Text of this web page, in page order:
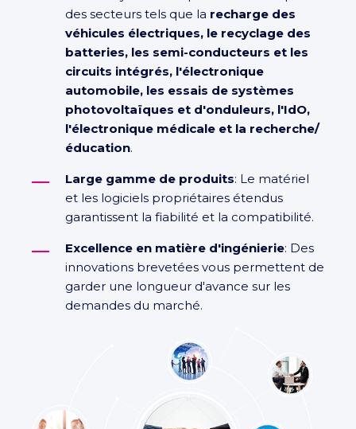
des secteurs tels que la recharge des
véhicules électriques, le recyclage des
batteries, les semi-conducteurs et les
circuits intégrés, l'électronique
automobile, les essais de systèmes
photovoltaïques et d'onduleurs, l'IdO,
l'électronique médicale et la recherche/
éducation.
Large gamme de produits: Le matériel
et les logiciels propriétaires étendus
garantissent la fiabilité et la compatibilité.
Excellence en matière d'ingénierie: Des
innovations brevetées vous permettent de
garder une longueur d'avance sur les
demandes du marché.